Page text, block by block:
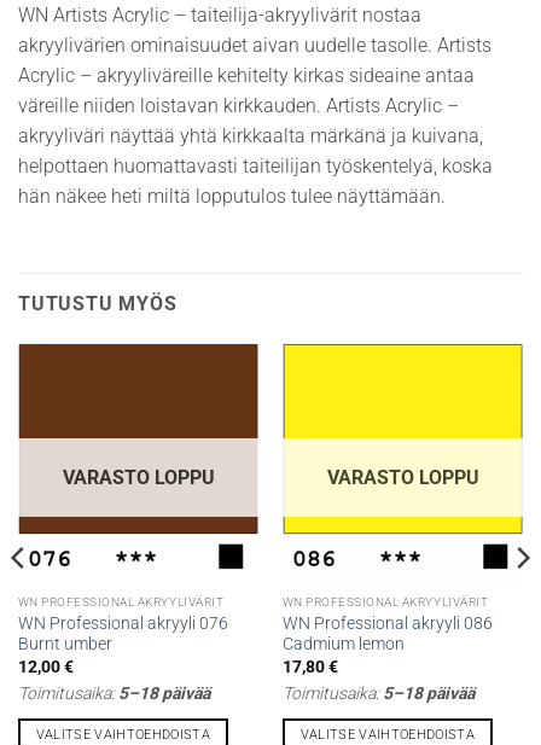
WN Artists Acrylic – taiteilija-akryylivärit nostaa
akryylivärien ominaisuudet aivan uudelle tasolle. Artists
Acrylic – akryyliväreille kehitelty kirkas sideaine antaa
väreille niiden loistavan kirkkauden. Artists Acrylic –
akryyliväri näyttää yhtä kirkkaalta märkänä ja kuivana,
helpottaen huomattavasti taiteilijan työskentelyä, koska
hän näkee heti miltä lopputulos tulee näyttämään.
TUTUSTU MYÖS
VARASTO LOPPU
WN PROFESSIONAL AKRYYLIVÄRIT
WN Professional akryyli 076
Burnt umber
12,00€
Toimitusaika:5–18 päivää
VALITSE VAIHTOEHDOISTA
VARASTO LOPPU
WN PROFESSIONAL AKRYYLIVÄRIT
WN Professional akryyli 086
Cadmium lemon
17,80€
Toimitusaika:5–18 päivää
VALITSE VAIHTOEHDOISTA